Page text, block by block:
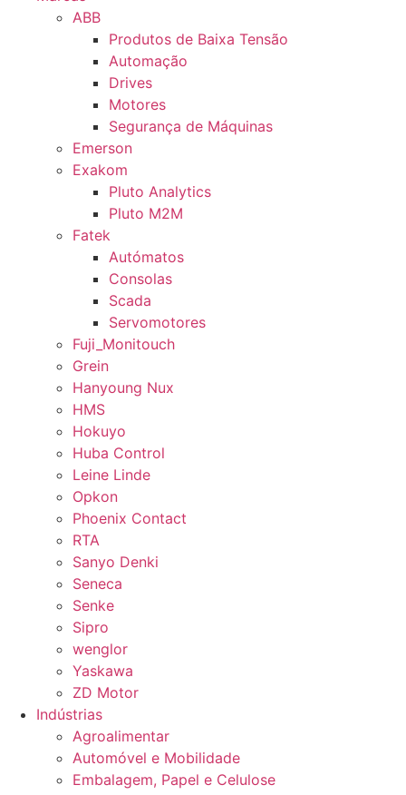
ABB
Produtos de Baixa Tensão
Automação
Drives
Motores
Segurança de Máquinas
Emerson
Exakom
Pluto Analytics
Pluto M2M
Fatek
Autómatos
Consolas
Scada
Servomotores
Fuji_Monitouch
Grein
Hanyoung Nux
HMS
Hokuyo
Huba Control
Leine Linde
Opkon
Phoenix Contact
RTA
Sanyo Denki
Seneca
Senke
Sipro
wenglor
Yaskawa
ZD Motor
Indústrias
Agroalimentar
Automóvel e Mobilidade
Embalagem, Papel e Celulose